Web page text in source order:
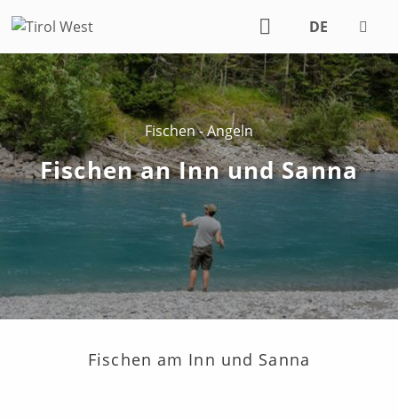
DE
EN
Fischen - Angeln
Fischen an Inn und Sanna
Fischen am Inn und Sanna